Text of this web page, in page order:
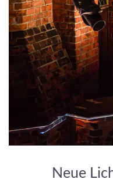
Neue